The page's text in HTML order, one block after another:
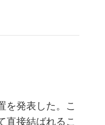
を発表した。こ
直接結ばれるこ